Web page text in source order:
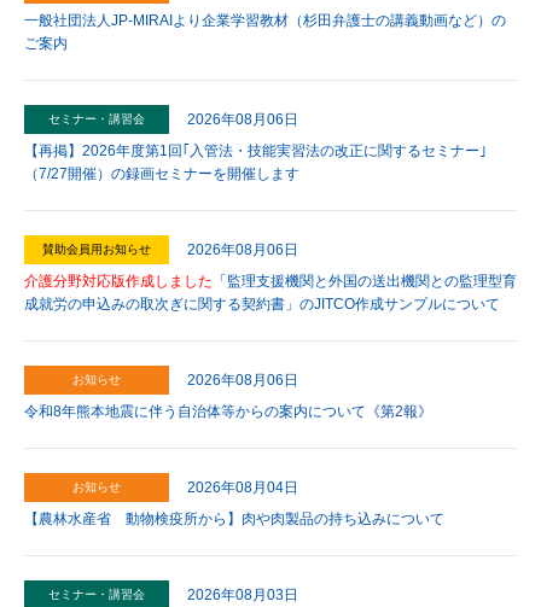
一般社団法人JP-MIRAIより企業学習教材（杉田弁護士の講義動画など）の
ご案内
セミナー・講習会
2026年08月06日
【再掲】2026年度第1回｢入管法・技能実習法の改正に関するセミナー｣
（7/27開催）の録画セミナーを開催します
賛助会員用お知らせ
2026年08月06日
介護分野対応版作成しました 「監理支援機関と外国の送出機関との監理型育
成就労の申込みの取次ぎに関する契約書」のJITCO作成サンプルについて
お知らせ
2026年08月06日
令和8年熊本地震に伴う自治体等からの案内について 《第2報》
お知らせ
2026年08月04日
【農林水産省 動物検疫所から】肉や肉製品の持ち込みについて
セミナー・講習会
2026年08月03日